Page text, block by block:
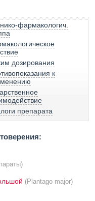
фармакологич.
дозирования
к
препарата
(Plantago major)